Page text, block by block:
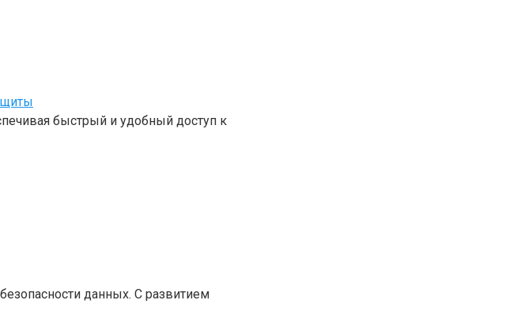
быстрый и удобный доступ к
данных. С развитием